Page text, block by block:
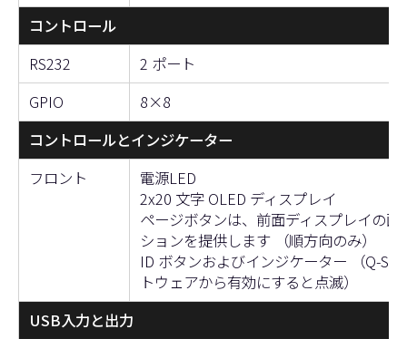
コントロール
RS232
2 ポート
GPIO
8×8
コントロールとインジケーター
フロント
電源LED
2x20 文字 OLED ディスプレイ
ページボタンは、前面ディスプレイの
ションを提供します （順方向のみ）
ID ボタンおよびインジケーター （Q-
トウェアから有効にすると点滅）
USB入力と出力